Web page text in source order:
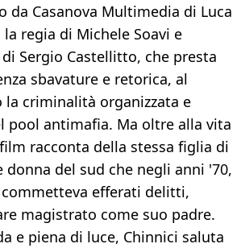
Casanova Multimedia di Luca
regia di Michele Soavi e
Sergio Castellitto, che presta
sbavature e retorica, al
la criminalità organizzata e
pool antimafia. Ma oltre alla vita
racconta della stessa figlia di
donna del sud che negli anni '70,
efferati delitti,
magistrato come suo padre.
e piena di luce, Chinnici saluta